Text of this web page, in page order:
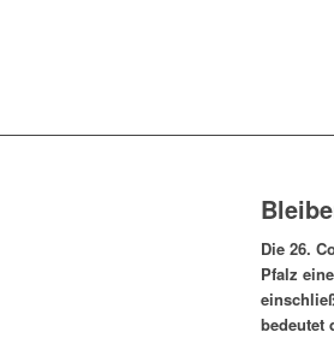
Die 26.
Pfalz
bedeutet